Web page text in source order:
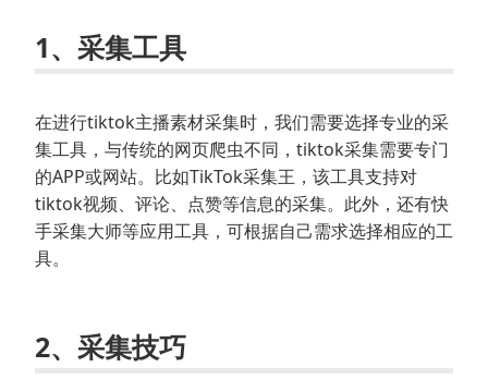
1、采集工具
在进行tiktok主播素材采集时，我们需要选择专业的采
集工具，与传统的网页爬虫不同，tiktok采集需要专门
的APP或网站。比如TikTok采集王，该工具支持对
tiktok视频、评论、点赞等信息的采集。此外，还有快
手采集大师等应用工具，可根据自己需求选择相应的工
具。
2、采集技巧